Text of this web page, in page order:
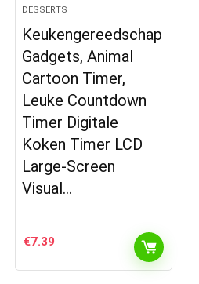
DESSERTS
Keukengereedschap
Gadgets, Animal
Cartoon Timer,
Leuke Countdown
Timer Digitale
Koken Timer LCD
Large-Screen
Visual…
€7.39